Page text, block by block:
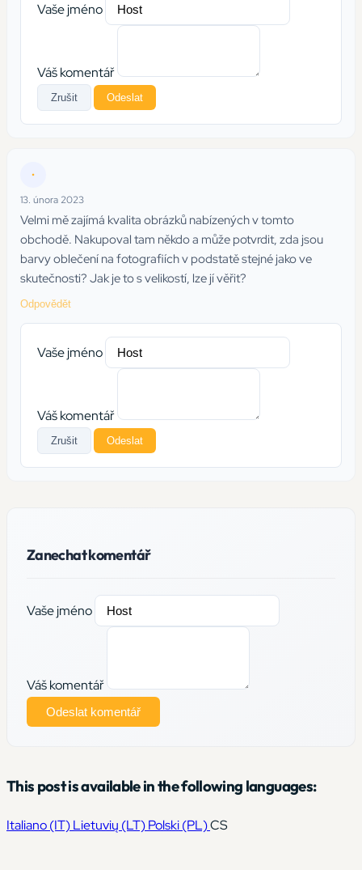
Vaše jméno
Váš komentář
Zrušit Odeslat
•
13. února 2023
Velmi mě zajímá kvalita obrázků nabízených v tomto
obchodě. Nakupoval tam někdo a může potvrdit, zda jsou
barvy oblečení na fotografiích v podstatě stejné jako ve
skutečnosti? Jak je to s velikostí, lze jí věřit?
Odpovědět
Vaše jméno
Váš komentář
Zrušit Odeslat
Zanechat komentář
Vaše jméno
Váš komentář
Odeslat komentář
This post is available in the following languages:
Italiano(IT)Lietuvių (LT)Polski(PL)CS